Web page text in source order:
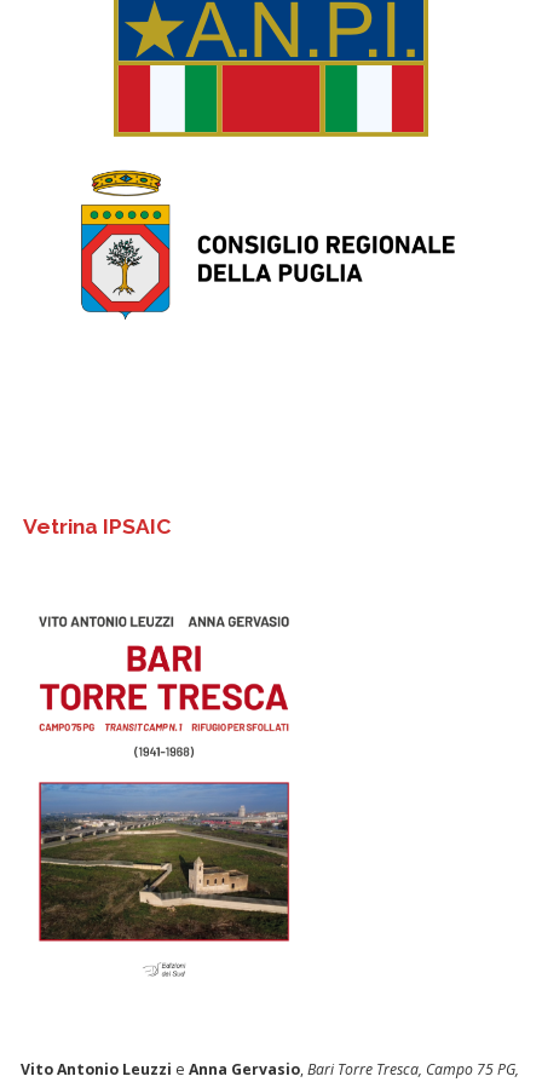
Vetrina IPSAIC
Vito Antonio Leuzzi eAnna Gervasio,Bari Torre Tresca, Campo 75 PG,